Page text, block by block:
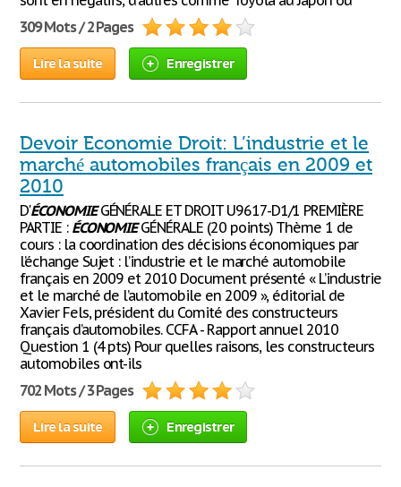
309 Mots / 2 Pages
Lire la suite Enregistrer
Devoir Economie Droit: L’industrie et le
marché automobiles français en 2009 et
2010
D'ÉCONOMIEGÉNÉRALE ET DROIT U9617-D1/1 PREMIÈRE
PARTIE : ÉCONOMIEGÉNÉRALE (20 points) Thème 1 de
cours : la coordination des décisions économiques par
l’échange Sujet : l’industrie et le marché automobile
français en 2009 et 2010 Document présenté « L’industrie
et le marché de l’automobile en 2009 », éditorial de
Xavier Fels, président du Comité des constructeurs
français d’automobiles. CCFA - Rapport annuel 2010
Question 1 (4 pts) Pour quelles raisons, les constructeurs
automobiles ont-ils
702 Mots / 3 Pages
Lire la suite Enregistrer